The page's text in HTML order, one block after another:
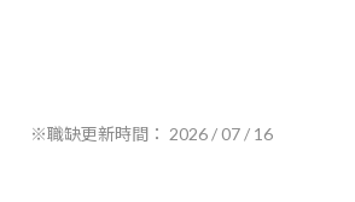
※職缺更新時間： 2026 / 07 / 16